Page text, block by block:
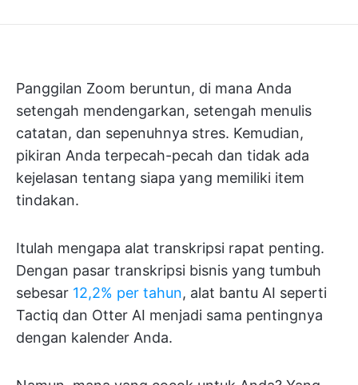
Panggilan Zoom beruntun, di mana Anda
setengah mendengarkan, setengah menulis
catatan, dan sepenuhnya stres. Kemudian,
pikiran Anda terpecah-pecah dan tidak ada
kejelasan tentang siapa yang memiliki item
tindakan.
Itulah mengapa alat transkripsi rapat penting.
Dengan pasar transkripsi bisnis yang tumbuh
sebesar 12,2% per tahun, alat bantu AI seperti
Tactiq dan Otter AI menjadi sama pentingnya
dengan kalender Anda.